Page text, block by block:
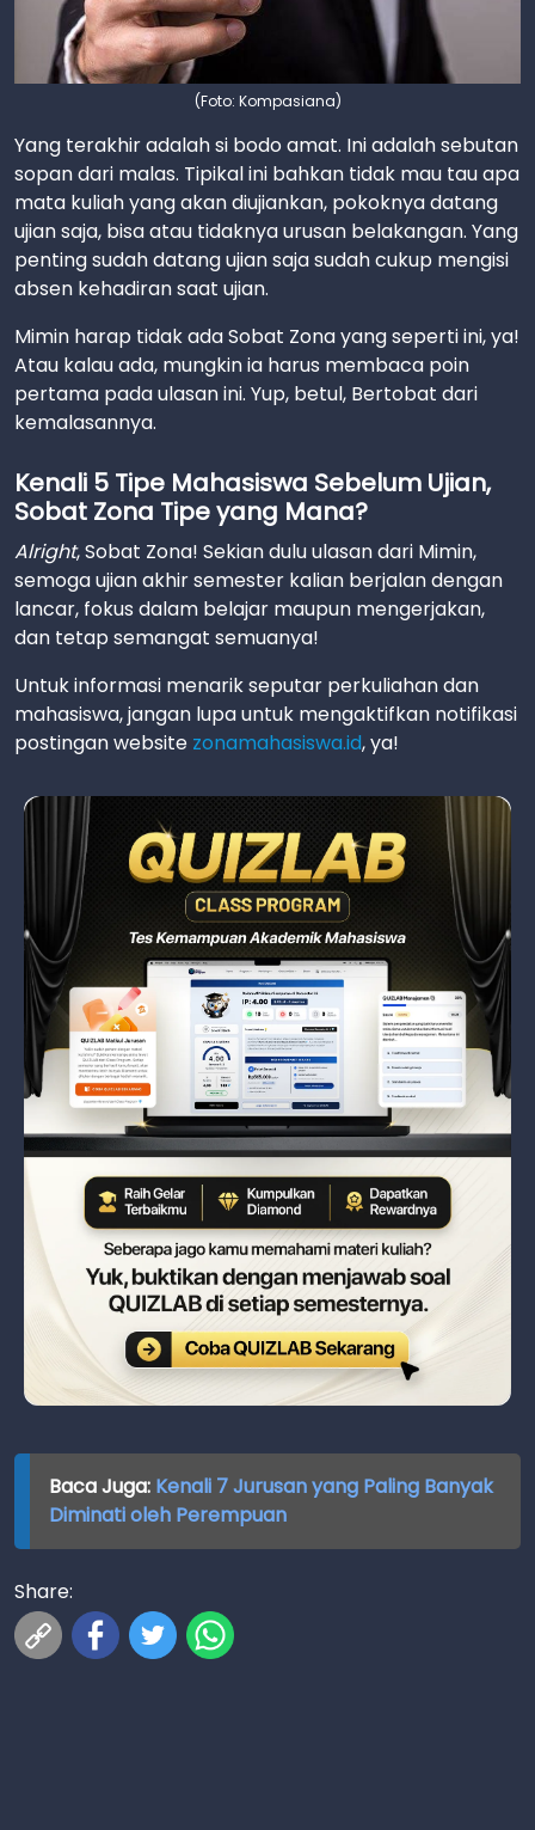
(Foto: Kompasiana)
Yang terakhir adalah si bodo amat. Ini adalah sebutan
sopan dari malas. Tipikal ini bahkan tidak mau tau apa
mata kuliah yang akan diujiankan, pokoknya datang
ujian saja, bisa atau tidaknya urusan belakangan. Yang
penting sudah datang ujian saja sudah cukup mengisi
absen kehadiran saat ujian.
Mimin harap tidak ada Sobat Zona yang seperti ini, ya!
Atau kalau ada, mungkin ia harus membaca poin
pertama pada ulasan ini. Yup, betul, Bertobat dari
kemalasannya.
Kenali 5 Tipe Mahasiswa Sebelum Ujian,
Sobat Zona Tipe yang Mana?
Alright, Sobat Zona! Sekian dulu ulasan dari Mimin,
semoga ujian akhir semester kalian berjalan dengan
lancar, fokus dalam belajar maupun mengerjakan,
dan tetap semangat semuanya!
Untuk informasi menarik seputar perkuliahan dan
mahasiswa, jangan lupa untuk mengaktifkan notifikasi
postingan website zonamahasiswa.id, ya!
Baca Juga: Kenali 7 Jurusan yang Paling Banyak
Diminati oleh Perempuan
Share: